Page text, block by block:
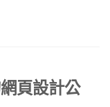
頁設計公